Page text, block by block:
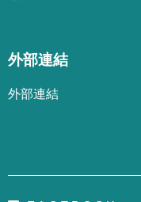
外部連結
外部連結